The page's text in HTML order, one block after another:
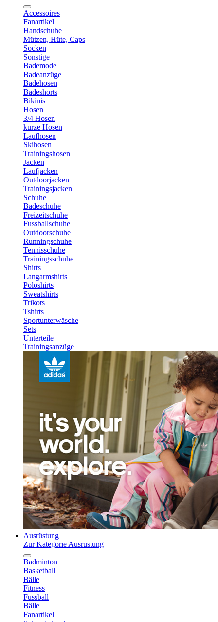
Accessoires
Fanartikel
Handschuhe
Mützen, Hüte, Caps
Socken
Sonstige
Bademode
Badeanzüge
Badehosen
Badeshorts
Bikinis
Hosen
3/4 Hosen
kurze Hosen
Laufhosen
Skihosen
Trainingshosen
Jacken
Laufjacken
Outdoorjacken
Trainingsjacken
Schuhe
Badeschuhe
Freizeitschuhe
Fussballschuhe
Outdoorschuhe
Runningschuhe
Tennisschuhe
Trainingsschuhe
Shirts
Langarmshirts
Poloshirts
Sweatshirts
Trikots
Tshirts
Sportunterwäsche
Sets
Unterteile
Trainingsanzüge
Ausrüstung
Zur Kategorie Ausrüstung
Badminton
Basketball
Bälle
Fitness
Fussball
Bälle
Fanartikel